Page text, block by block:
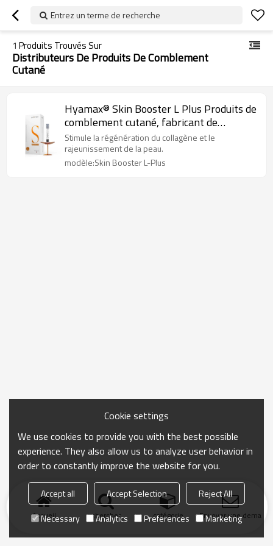
Entrez un terme de recherche
1 Produits Trouvés Sur
Distributeurs De Produits De Comblement
Cutané
Hyamax® Skin Booster L Plus Produits de
comblement cutané, fabricant de
produits de comblement à l'acide
hyaluronique, assistance en gros et sur
mesure
Stimule la régénération du collagène et le
rajeunissement de la peau.
modèle:Skin Booster L-Plus
Accueil chercher catégorie Envoyer une
Cookie settings
We use cookies to provide you with the best possible
experience. They also allow us to analyze user behavior in
order to constantly improve the website for you.
Accept all Accept Selection
Reject All
Necessary
Analytics Preferences Marketing